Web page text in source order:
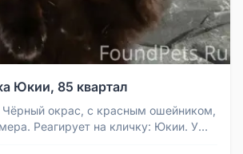
Юкии, 85 квартал
окрас, с красным ошейником,
Реагирует на кличку: Юкии. У